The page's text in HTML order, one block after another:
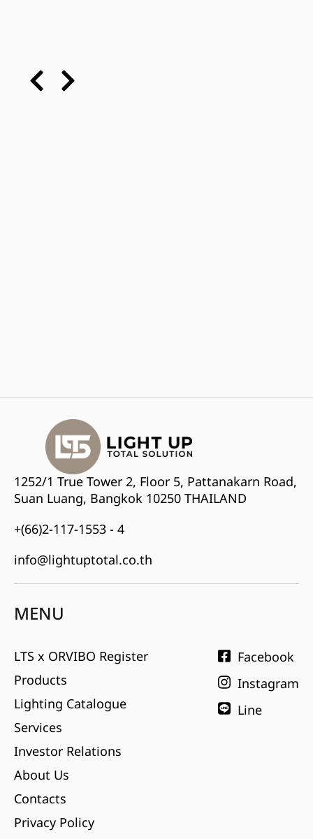
1252/1 True Tower 2, Floor 5, Pattanakarn Road,
Suan Luang, Bangkok 10250 THAILAND
+(66)2-117-1553 - 4
info@lightuptotal.co.th
MENU
LTS x ORVIBO Register
Products
Lighting Catalogue
Services
Investor Relations
About Us
Contacts
Privacy Policy
Facebook
Instagram
Line